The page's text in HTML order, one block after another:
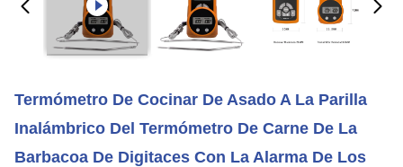
Termómetro De Cocinar De Asado A La Parilla
Inalámbrico Del Termómetro De Carne De La
Barbacoa De Digitaces Con La Alarma De Los